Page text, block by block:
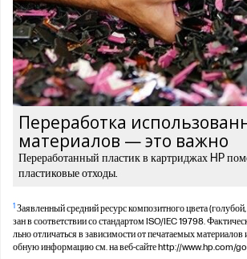
Переработка
материалов — это важно
Переработанный пластик в картриджах HP
пластиковые отходы.
1 Заявленный средний ресурс композитного цвета
зан в соответствии со стандартом ISO/IEC 19798.
льно отличаться в зависимости от печатаемых
обную информацию см. на веб-сайте http://www.hp.com/